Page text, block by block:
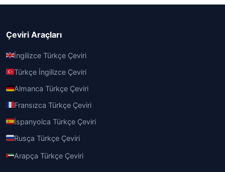
Çeviri Araçları
İngilizce Türkçe Çeviri
Türkçe İngilizce Çeviri
Almanca Türkçe Çeviri
Fransızca Türkçe Çeviri
İspanyolca Türkçe Çeviri
Rusça Türkçe Çeviri
Arapça Türkçe Çeviri